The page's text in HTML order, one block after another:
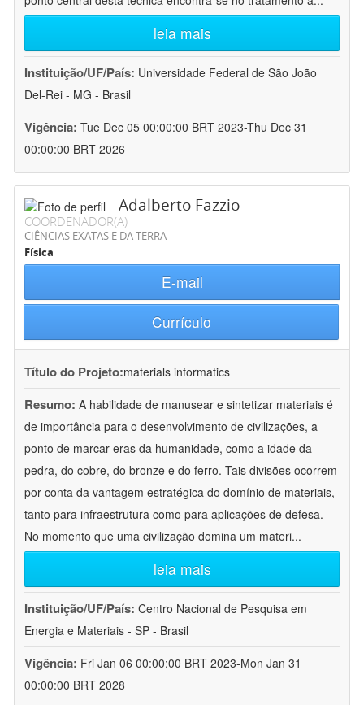
leia mais
Instituição/UF/País: Universidade Federal de São João
Del-Rei - MG - Brasil
Vigência: Tue Dec 05 00:00:00 BRT 2023-Thu Dec 31
00:00:00 BRT 2026
Adalberto Fazzio
COORDENADOR(A)
CIÊNCIAS EXATAS E DA TERRA
Física
E-mail
Currículo
Título do Projeto:materials informatics
Resumo: A habilidade de manusear e sintetizar materiais é
de importância para o desenvolvimento de civilizações, a
ponto de marcar eras da humanidade, como a idade da
pedra, do cobre, do bronze e do ferro. Tais divisões ocorrem
por conta da vantagem estratégica do domínio de materiais,
tanto para infraestrutura como para aplicações de defesa.
No momento que uma civilização domina um materi...
leia mais
Instituição/UF/País: Centro Nacional de Pesquisa em
Energia e Materiais - SP - Brasil
Vigência: Fri Jan 06 00:00:00 BRT 2023-Mon Jan 31
00:00:00 BRT 2028